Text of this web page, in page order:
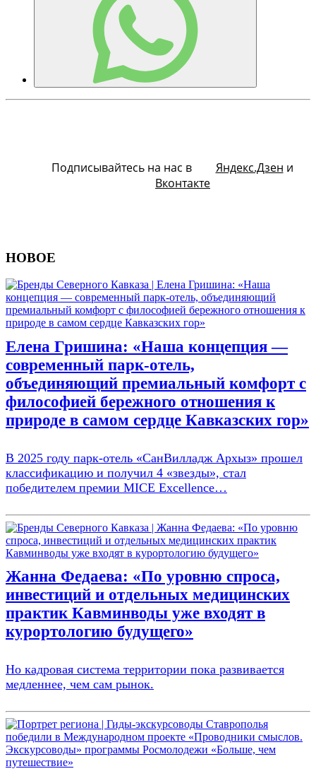
Подписывайтесь на нас в Яндекс.Дзен и
Вконтакте
НОВОЕ
Елена Гришина: «Наша концепция —
современный парк-отель,
объединяющий премиальный комфорт с
философией бережного отношения к
природе в самом сердце Кавказских гор»
В 2025 году парк-отель «СанВилладж Архыз» прошел
классификацию и получил 4 «звезды», стал
победителем премии MICE Excellence…
Жанна Федаева: «По уровню спроса,
инвестиций и отдельных медицинских
практик Кавминводы уже входят в
курортологию будущего»
Но кадровая система территории пока развивается
медленнее, чем сам рынок.